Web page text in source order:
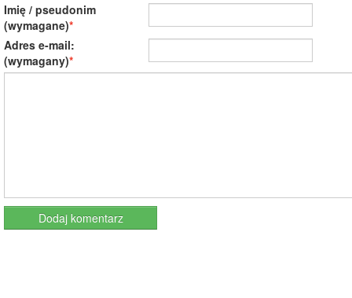
Imię / pseudonim
(wymagane)
Adres e-mail:
(wymagany)